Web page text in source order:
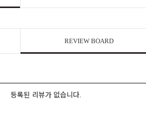
REVIEW BOARD
등록된 리뷰가 없습니다.